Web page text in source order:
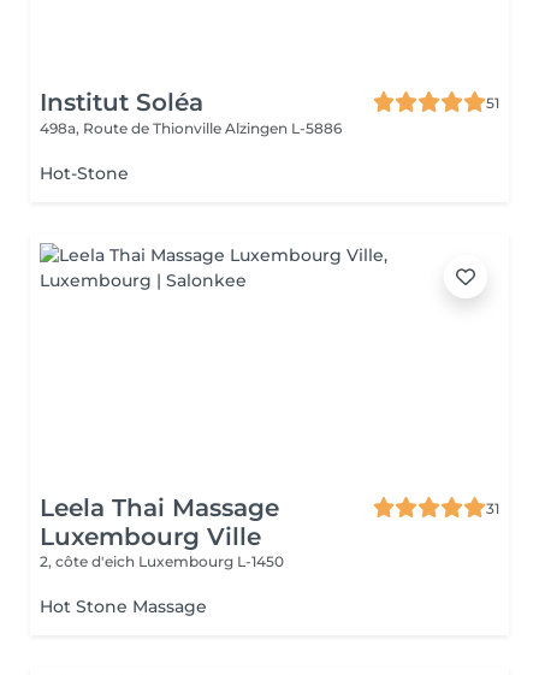
Institut Soléa
51
498a, Route de Thionville Alzingen L-5886
Hot-Stone
Leela Thai Massage
Luxembourg Ville
31
2, côte d'eich Luxembourg L-1450
Hot Stone Massage